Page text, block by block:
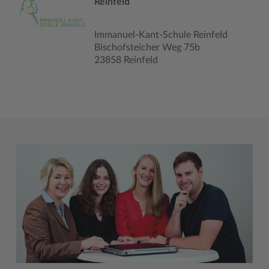
Reinfeld
Immanuel-Kant-Schule Reinfeld
Bischofsteicher Weg 75b
23858 Reinfeld